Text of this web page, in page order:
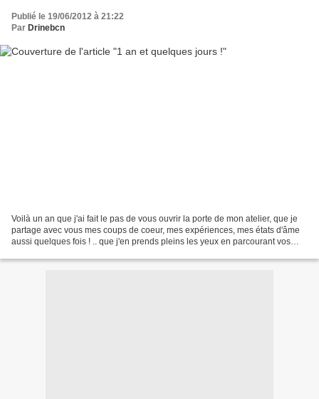
Publié le 19/06/2012 à 21:22
Par Drinebcn
Voilà un an que j'ai fait le pas de vous ouvrir la porte de mon atelier, que je
partage avec vous mes coups de coeur, mes expériences, mes états d'âme
aussi quelques fois ! .. que j'en prends pleins les yeux en parcourant vos